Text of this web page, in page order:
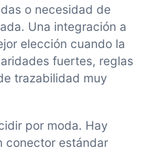
o necesidad de
Una integración a
elección cuando la
fuertes, reglas
trazabilidad muy
por moda. Hay
conector estándar